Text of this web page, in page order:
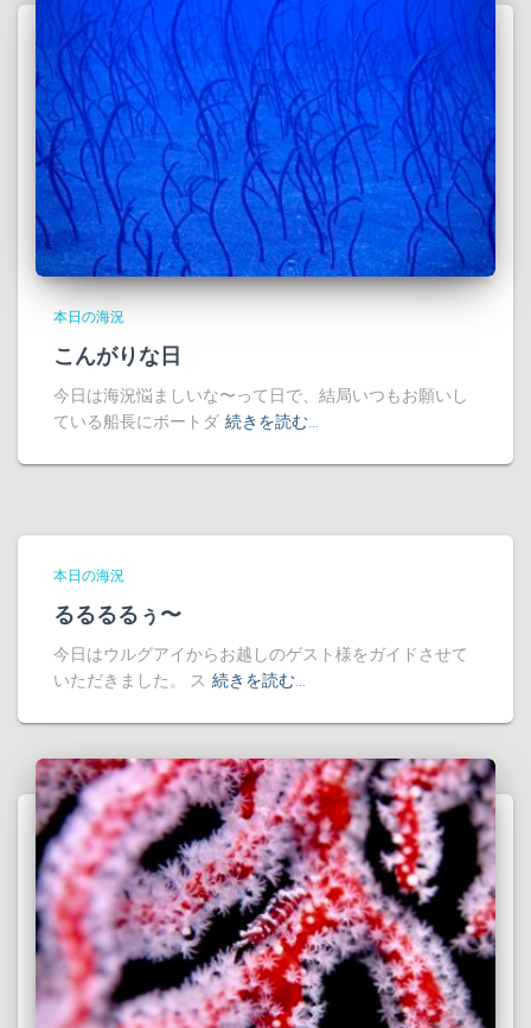
本日の海況
こんがりな日
今日は海況悩ましいな〜って日で、結局いつもお願いし
ている船長にボートダ 続きを読む…
本日の海況
るるるるぅ〜
今日はウルグアイからお越しのゲスト様をガイドさせて
いただきました。 ス 続きを読む…